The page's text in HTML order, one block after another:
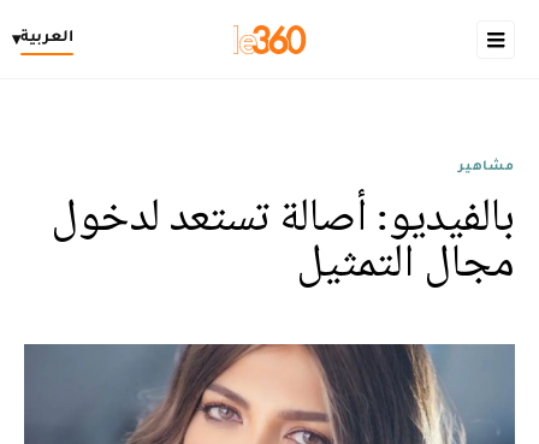
العربية▾
مشاهير
بالفيديو: أصالة تستعد لدخول
مجال التمثيل